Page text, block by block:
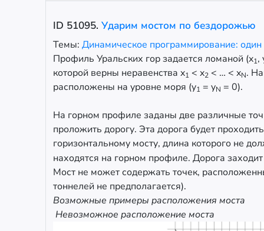
ID 51095. Ударим мостом по бездорожью
Темы: Динамическое программирование:
Профиль Уральских гор задается ломаной (x1,
которой верны неравенства x1 < x2 < … < xN.
расположены на уровне моря (y1 = yN = 0).
На горном профиле заданы две различные
проложить дорогу. Эта дорога будет
горизонтальному мосту, длина которого не
находятся на горном профиле. Дорога
Мост не может содержать точек,
тоннелей не предполагается).
Возможные примеры
Невозможное расположение моста